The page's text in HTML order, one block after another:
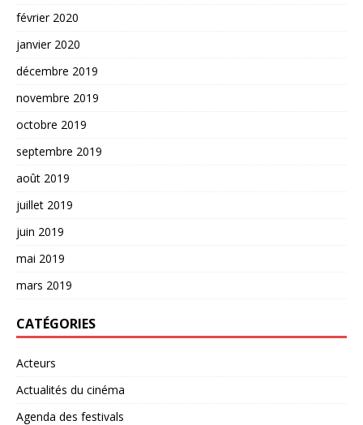
février 2020
janvier 2020
décembre 2019
novembre 2019
octobre 2019
septembre 2019
août 2019
juillet 2019
juin 2019
mai 2019
mars 2019
CATÉGORIES
Acteurs
Actualités du cinéma
Agenda des festivals